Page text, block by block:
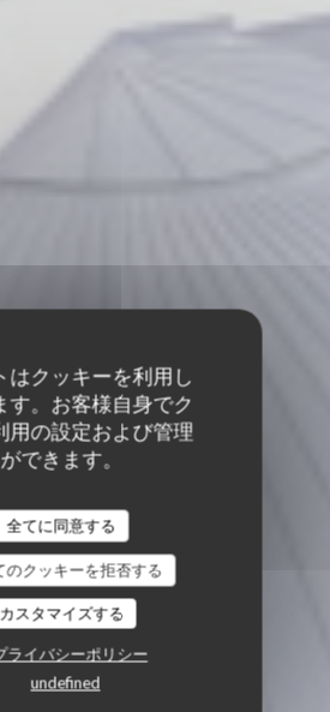
はクッキーを利用し
す。お客様自身でク
用の設定および管理
ができます。
全てに同意する
のクッキーを拒否する
カスタマイズする
ライバシーポリシー
undefined